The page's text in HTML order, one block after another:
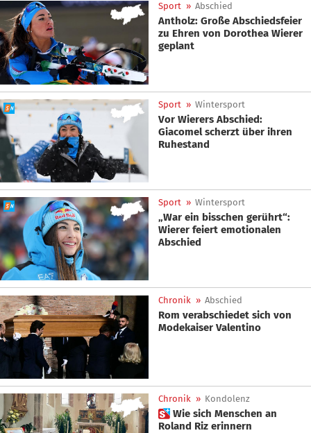
Sport » Abschied
Antholz: Große Abschiedsfeier
zu Ehren von Dorothea Wierer
geplant
Sport » Wintersport
Vor Wierers Abschied:
Giacomel scherzt über ihren
Ruhestand
Sport » Wintersport
„War ein bisschen gerührt“:
Wierer feiert emotionalen
Abschied
Chronik » Abschied
Rom verabschiedet sich von
Modekaiser Valentino
Chronik » Kondolenz
 Wie sich Menschen an
Roland Riz erinnern